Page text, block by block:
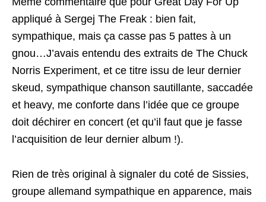
appliqué à Sergej The Freak : bien fait,
sympathique, mais ça casse pas 5 pattes à un
gnou…J’avais entendu des extraits de The Chuck
Norris Experiment, et ce titre issu de leur dernier
skeud, sympathique chanson sautillante, saccadée
et heavy, me conforte dans l’idée que ce groupe
doit déchirer en concert (et qu’il faut que je fasse
l’acquisition de leur dernier album !).
Rien de très original à signaler du coté de Sissies,
groupe allemand sympathique en apparence, mais